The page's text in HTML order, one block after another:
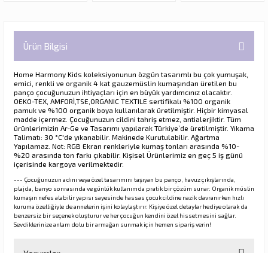
Ürün Bilgisi
Home Harmony Kids koleksiyonunun özgün tasarımlı bu çok yumuşak,
emici, renkli ve organik 4 kat gauzemüslin kumaşından üretilen bu
panço çocuğunuzun ihtiyaçları için en büyük yardımcınız olacaktır.
OEKO-TEX, AMFORİ,TSE,ORGANIC TEXTILE sertifikalı %100 organik
pamuk ve %100 organik boya kullanılarak üretilmiştir. Hiçbir kimyasal
madde içermez. Çocuğunuzun cildini tahriş etmez, antialerjiktir. Tüm
ürünlerimizin Ar-Ge ve Tasarımı yapılarak Türkiye’de üretilmiştir. Yıkama
Talimatı: 30 °C'de yıkanabilir. Makinede Kurutulabilir. Ağartma
Yapılamaz. Not: RGB Ekran renkleriyle kumaş tonları arasında %10-
%20 arasında ton farkı çıkabilir. Kişisel Ürünlerimiz en geç 5 iş günü
içerisinde kargoya verilmektedir.
--- Çocuğunuzun adını veya özel tasarımını taşıyan bu panço, havuz çıkışlarında,
plajda, banyo sonrasında ve günlük kullanımda pratik bir çözüm sunar. Organik müslin
kumaşın nefes alabilir yapısı sayesinde hassas çocuk cildine nazik davranırken hızlı
kuruma özelliğiyle de annelerin işini kolaylaştırır. Kişiye özel detaylar hediye olarak da
benzersiz bir seçenek oluşturur ve her çocuğun kendini özel hissetmesini sağlar.
Sevdiklerinize anlam dolu bir armağan sunmak için hemen sipariş verin!